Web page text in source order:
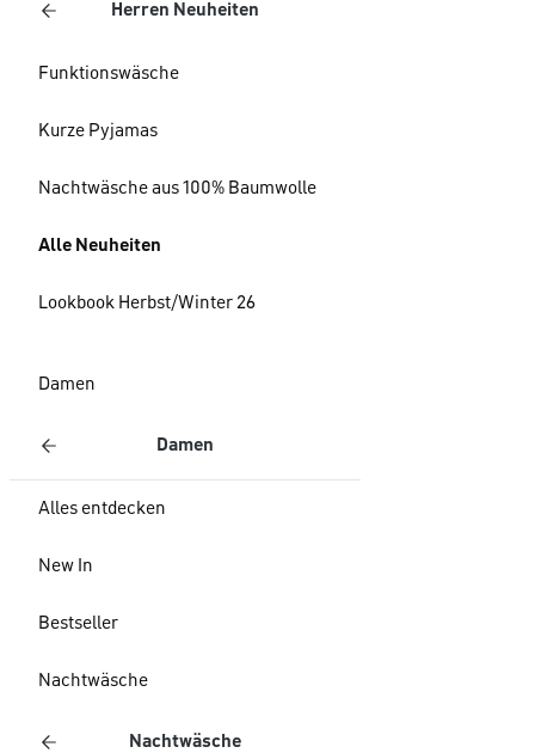
Herren Neuheiten
Funktionswäsche
Kurze Pyjamas
Nachtwäsche aus 100% Baumwolle
Alle Neuheiten
Lookbook Herbst/Winter 26
Damen
Damen
Alles entdecken
New In
Bestseller
Nachtwäsche
Nachtwäsche